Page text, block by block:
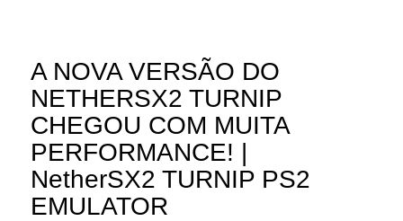
A NOVA VERSÃO DO
NETHERSX2 TURNIP
CHEGOU COM MUITA
PERFORMANCE! |
NetherSX2 TURNIP PS2
EMULATOR